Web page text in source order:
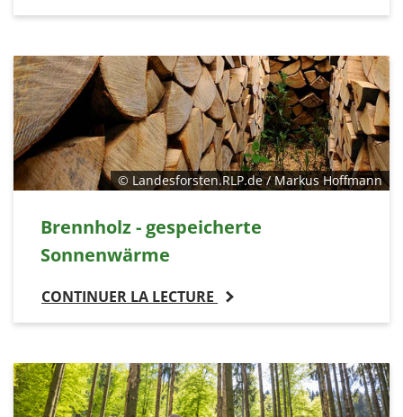
© Landesforsten.RLP.de / Markus Hoffmann
Brennholz - gespeicherte
Sonnenwärme
CONTINUER LA LECTURE